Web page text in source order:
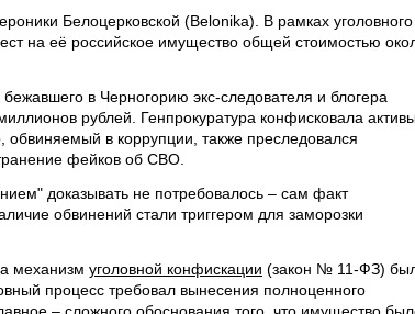
Белоцерковской (Belonika). В рамках уголовного
на её российское имущество общей стоимостью
бежавшего в Черногорию экс-следователя и блогера
рублей. Генпрокуратура конфисковала
в коррупции, также преследовался
фейков об СВО.
доказывать не потребовалось – сам факт
обвинений стали триггером для заморозки
механизм уголовной конфискации (закон № 11-ФЗ)
процесс требовал вынесения полноценного